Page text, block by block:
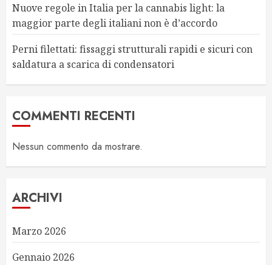
Nuove regole in Italia per la cannabis light: la
maggior parte degli italiani non è d’accordo
Perni filettati: fissaggi strutturali rapidi e sicuri con
saldatura a scarica di condensatori
COMMENTI RECENTI
Nessun commento da mostrare.
ARCHIVI
Marzo 2026
Gennaio 2026